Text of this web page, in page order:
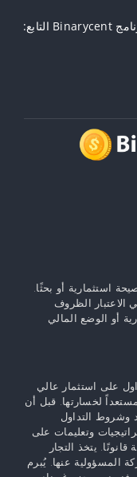
كيفية الانضمام إلى برنامج Binarycent التابع:
استثمارية أو بحثًا.
الاعتبار الظروف
أو الوضع المالي
على استثمار عالي
لخسارتها. قبل أن
وشروط التداول
وتعليمات على
يتخذ التجار
المسؤولية عنها. يُبرم